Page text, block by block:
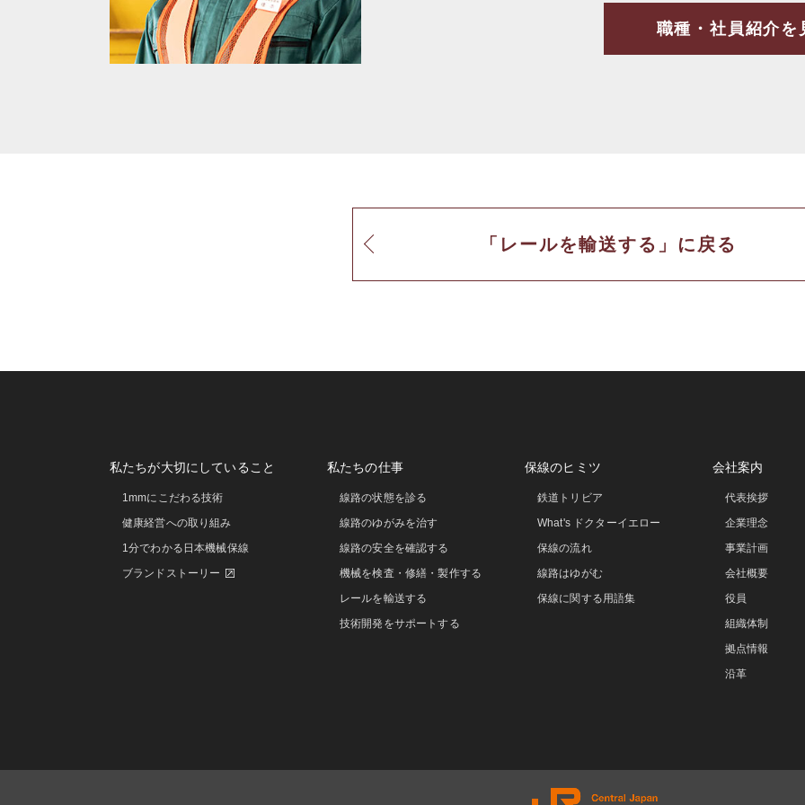
職種・社員紹介を
「レールを輸送する」に戻る
私たちが大切にしていること
1mmにこだわる技術
健康経営への取り組み
1分でわかる日本機械保線
ブランドストーリー
私たちの仕事
線路の状態を診る
線路のゆがみを治す
線路の安全を確認する
機械を検査・修繕・製作する
レールを輸送する
技術開発をサポートする
保線のヒミツ
鉄道トリビア
What's ドクターイエロー
保線の流れ
線路はゆがむ
保線に関する用語集
会社案内
代表挨拶
企業理念
事業計画
会社概要
役員
組織体制
拠点情報
沿革